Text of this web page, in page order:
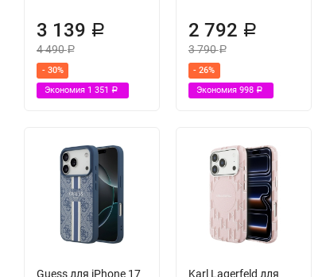
3 139 Р
4 490Р
- 30%
Экономия 1 351 Р
2 792 Р
3 790Р
- 26%
Экономия 998 Р
Guess для iPhone 17
Karl Lagerfeld для